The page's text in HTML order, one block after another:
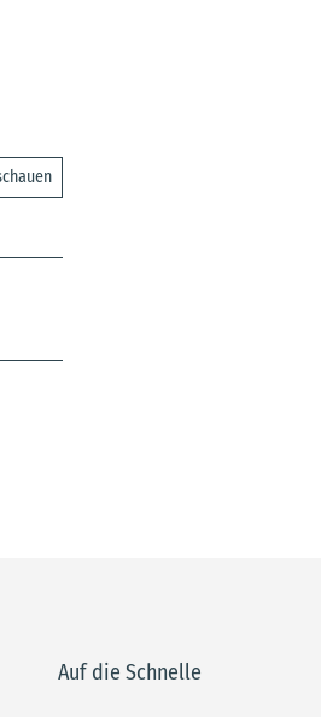
Auf die Schnelle